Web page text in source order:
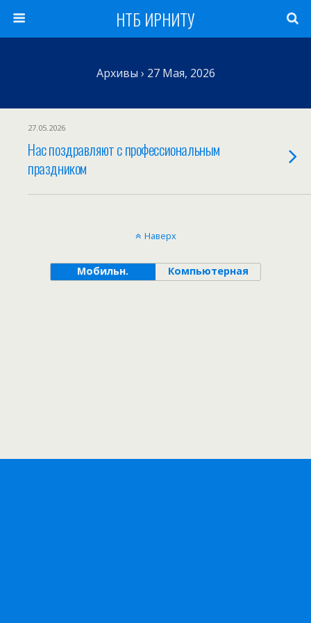
НТБ ИРНИТУ
Архивы › 27 Мая, 2026
27.05.2026
Нас поздравляют с профессиональным
праздником
Наверх
Мобильн. Компьютерная